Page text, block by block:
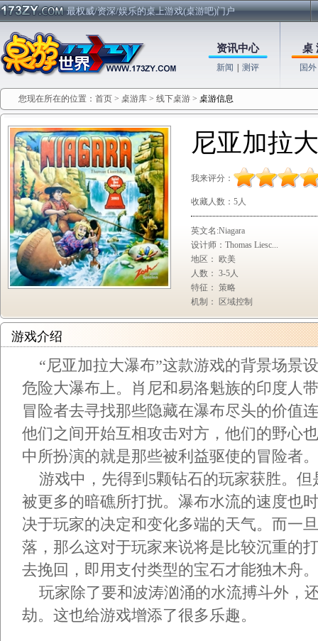
最权威/资深/娱乐的桌上游戏(桌游吧)门户
资讯中心
新闻 测评
桌
国外
您现在所在的位置： 首页 > 桌游库 > 线下桌游 > 桌游信息
尼亚加拉
我来评分：
收藏人数： 5人
英文名:Niagara
设计师：Thomas Liesc...
地区： 欧美
人数： 3-5人
特征： 策略
机制： 区域控制
游戏介绍
“尼亚加拉大瀑布”这款游戏的背景场景
危险大瀑布上。肖尼和易洛魁族的印度人
冒险者去寻找那些隐藏在瀑布尽头的价值
他们之间开始互相攻击对方，他们的野心
中所扮演的就是那些被利益驱使的冒险者。
游戏中，先得到5颗钻石的玩家获胜。但
被更多的暗礁所打扰。瀑布水流的速度也
决于玩家的决定和变化多端的天气。而一
落，那么这对于玩家来说将是比较沉重的
去挽回，即用支付类型的宝石才能独木舟。
玩家除了要和波涛汹涌的水流搏斗外，
劫。这也给游戏增添了很多乐趣。